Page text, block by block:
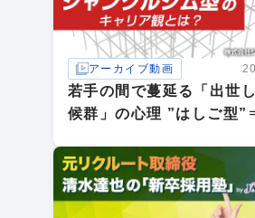
アーカイブ動画
若手の間で蔓延る「出世
候群」の心理 ”はしご型